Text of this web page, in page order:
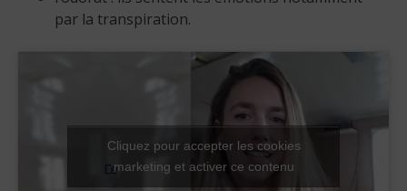
par la transpiration.
Cliquez pour accepter les cookies
marketing et activer ce contenu